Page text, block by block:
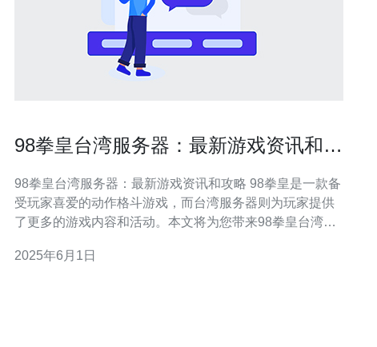
98拳皇台湾服务器：最新游戏资讯和攻
98拳皇台湾服务器：最新游戏资讯和攻略 98拳皇是一款备
受玩家喜爱的动作格斗游戏，而台湾服务器则为玩家提供
了更多的游戏内容和活动。本文将为您带来98拳皇台湾服
在98拳皇台湾服务器，玩家可以获得更多的更新内容和活
2025年6月1日